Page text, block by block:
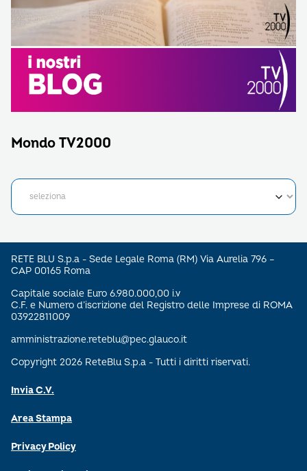
Mondo TV2000
RETE BLU S.p.a - Sede Legale Roma (RM) Via Aurelia 796 –
CAP 00165 Roma
Capitale sociale Euro 6.980.000,00 i.v
C.F. e Numero d’iscrizione del Registro delle Imprese di ROMA
03922811009
amministrazione.reteblu@pec.glauco.it
Copyright 2026 ReteBlu S.p.a - Tutti i diritti riservati.
Invia C.V.
Area Stampa
Privacy Policy